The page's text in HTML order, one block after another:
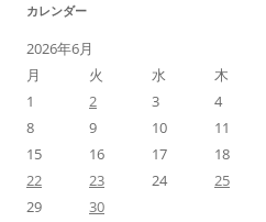
ビ
ゲ
ー
ョ
ン
カレンダー
2026年6月
月
火 水 木
1
2 3 4
8
9 10 11
15
16 17 18
22
23 24 25
29
30